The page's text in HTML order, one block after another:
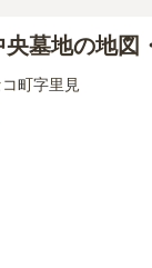
墓地の地図
町字里見